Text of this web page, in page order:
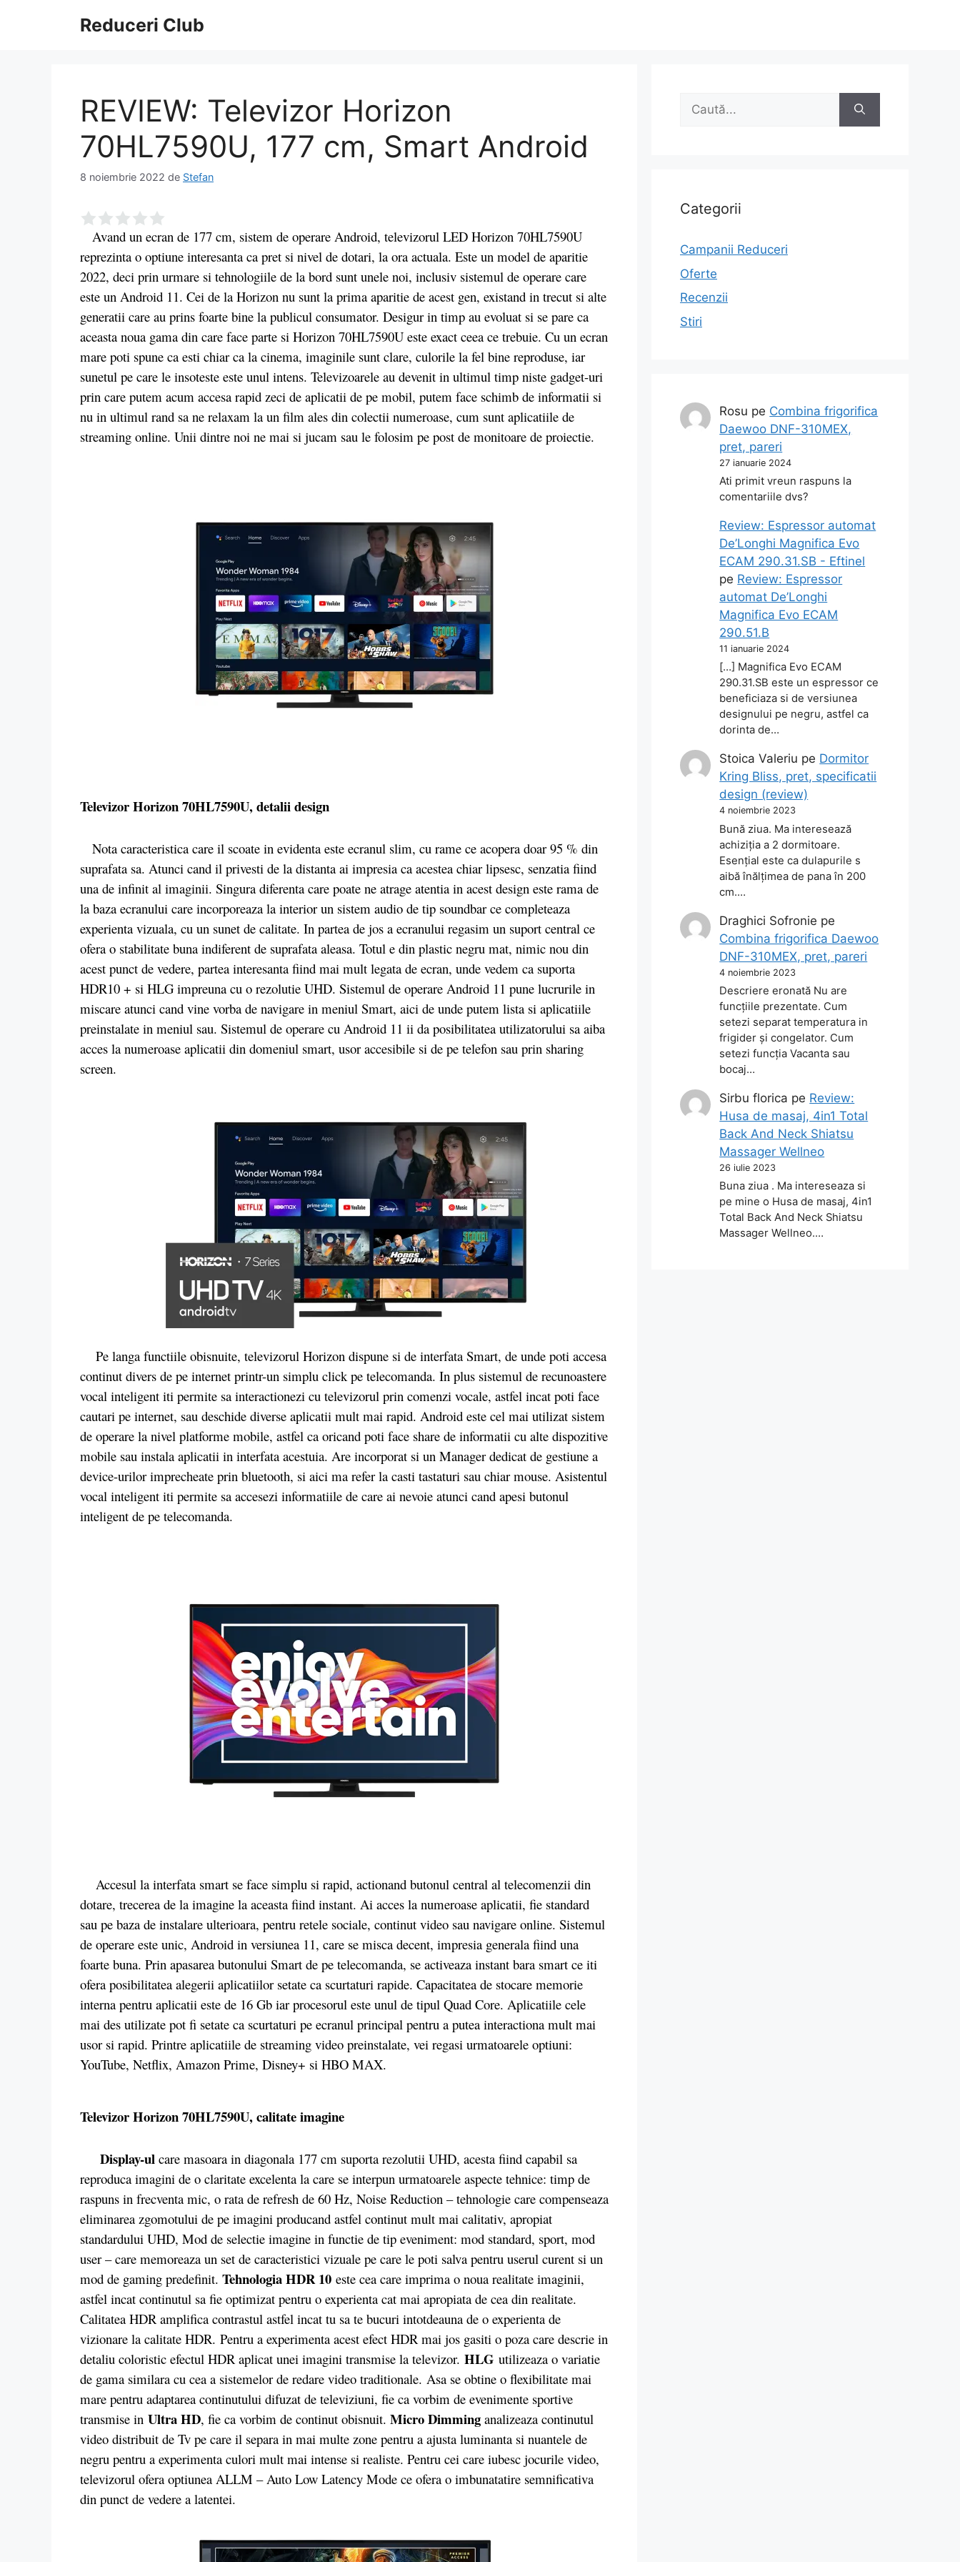
Reduceri Club
REVIEW: Televizor Horizon
70HL7590U, 177 cm, Smart Android
8 noiembrie 2022 de Stefan
Avand un ecran de 177 cm, sistem de operare Android, televizorul LED Horizon 70HL7590U
reprezinta o optiune interesanta ca pret si nivel de dotari, la ora actuala. Este un model de aparitie
2022, deci prin urmare si tehnologiile de la bord sunt unele noi, inclusiv sistemul de operare care
este un Android 11. Cei de la Horizon nu sunt la prima aparitie de acest gen, existand in trecut si alte
generatii care au prins foarte bine la publicul consumator. Desigur in timp au evoluat si se pare ca
aceasta noua gama din care face parte si Horizon 70HL7590U este exact ceea ce trebuie. Cu un ecran
mare poti spune ca esti chiar ca la cinema, imaginile sunt clare, culorile la fel bine reproduse, iar
sunetul pe care le insoteste este unul intens. Televizoarele au devenit in ultimul timp niste gadget-uri
prin care putem acum accesa rapid zeci de aplicatii de pe mobil, putem face schimb de informatii si
nu in ultimul rand sa ne relaxam la un film ales din colectii numeroase, cum sunt aplicatiile de
streaming online. Unii dintre noi ne mai si jucam sau le folosim pe post de monitoare de proiectie.
Televizor Horizon 70HL7590U, detalii design
Nota caracteristica care il scoate in evidenta este ecranul slim, cu rame ce acopera doar 95 % din
suprafata sa. Atunci cand il privesti de la distanta ai impresia ca acestea chiar lipsesc, senzatia fiind
una de infinit al imaginii. Singura diferenta care poate ne atrage atentia in acest design este rama de
la baza ecranului care incorporeaza la interior un sistem audio de tip soundbar ce completeaza
experienta vizuala, cu un sunet de calitate. In partea de jos a ecranului regasim un suport central ce
ofera o stabilitate buna indiferent de suprafata aleasa. Totul e din plastic negru mat, nimic nou din
acest punct de vedere, partea interesanta fiind mai mult legata de ecran, unde vedem ca suporta
HDR10 + si HLG impreuna cu o rezolutie UHD. Sistemul de operare Android 11 pune lucrurile in
miscare atunci cand vine vorba de navigare in meniul Smart, aici de unde putem lista si aplicatiile
preinstalate in meniul sau. Sistemul de operare cu Android 11 ii da posibilitatea utilizatorului sa aiba
acces la numeroase aplicatii din domeniul smart, usor accesibile si de pe telefon sau prin sharing
screen.
Pe langa functiile obisnuite, televizorul Horizon dispune si de interfata Smart, de unde poti accesa
continut divers de pe internet printr-un simplu click pe telecomanda. In plus sistemul de recunoastere
vocal inteligent iti permite sa interactionezi cu televizorul prin comenzi vocale, astfel incat poti face
cautari pe internet, sau deschide diverse aplicatii mult mai rapid. Android este cel mai utilizat sistem
de operare la nivel platforme mobile, astfel ca oricand poti face share de informatii cu alte dispozitive
mobile sau instala aplicatii in interfata acestuia. Are incorporat si un Manager dedicat de gestiune a
device-urilor imprecheate prin bluetooth, si aici ma refer la casti tastaturi sau chiar mouse. Asistentul
vocal inteligent iti permite sa accesezi informatiile de care ai nevoie atunci cand apesi butonul
inteligent de pe telecomanda.
Accesul la interfata smart se face simplu si rapid, actionand butonul central al telecomenzii din
dotare, trecerea de la imagine la aceasta fiind instant. Ai acces la numeroase aplicatii, fie standard
sau pe baza de instalare ulterioara, pentru retele sociale, continut video sau navigare online. Sistemul
de operare este unic, Android in versiunea 11, care se misca decent, impresia generala fiind una
foarte buna. Prin apasarea butonului Smart de pe telecomanda, se activeaza instant bara smart ce iti
ofera posibilitatea alegerii aplicatiilor setate ca scurtaturi rapide. Capacitatea de stocare memorie
interna pentru aplicatii este de 16 Gb iar procesorul este unul de tipul Quad Core. Aplicatiile cele
mai des utilizate pot fi setate ca scurtaturi pe ecranul principal pentru a putea interactiona mult mai
usor si rapid. Printre aplicatiile de streaming video preinstalate, vei regasi urmatoarele optiuni:
YouTube, Netflix, Amazon Prime, Disney+ si HBO MAX.
Televizor Horizon 70HL7590U, calitate imagine
Display-ul care masoara in diagonala 177 cm suporta rezolutii UHD, acesta fiind capabil sa
reproduca imagini de o claritate excelenta la care se interpun urmatoarele aspecte tehnice: timp de
raspuns in frecventa mic, o rata de refresh de 60 Hz, Noise Reduction – tehnologie care compenseaza
eliminarea zgomotului de pe imagini producand astfel continut mult mai calitativ, apropiat
standardului UHD, Mod de selectie imagine in functie de tip eveniment: mod standard, sport, mod
user – care memoreaza un set de caracteristici vizuale pe care le poti salva pentru userul curent si un
mod de gaming predefinit. Tehnologia HDR 10 este cea care imprima o noua realitate imaginii,
astfel incat continutul sa fie optimizat pentru o experienta cat mai apropiata de cea din realitate.
Calitatea HDR amplifica contrastul astfel incat tu sa te bucuri intotdeauna de o experienta de
vizionare la calitate HDR. Pentru a experimenta acest efect HDR mai jos gasiti o poza care descrie in
detaliu coloristic efectul HDR aplicat unei imagini transmise la televizor. HLG utilizeaza o variatie
de gama similara cu cea a sistemelor de redare video traditionale. Asa se obtine o flexibilitate mai
mare pentru adaptarea continutului difuzat de televiziuni, fie ca vorbim de evenimente sportive
transmise in Ultra HD, fie ca vorbim de continut obisnuit. Micro Dimming analizeaza continutul
video distribuit de Tv pe care il separa in mai multe zone pentru a ajusta luminanta si nuantele de
negru pentru a experimenta culori mult mai intense si realiste. Pentru cei care iubesc jocurile video,
televizorul ofera optiunea ALLM – Auto Low Latency Mode ce ofera o imbunatatire semnificativa
din punct de vedere a latentei.
Caută
Categorii
Campanii Reduceri
Oferte
Recenzii
Stiri
Rosu pe Combina frigorifica
Daewoo DNF-310MEX,
pret, pareri
27 ianuarie 2024
Ati primit vreun raspuns la
comentariile dvs?
Review: Espressor automat
De’Longhi Magnifica Evo
ECAM 290.31.SB - Eftinel
pe Review: Espressor
automat De’Longhi
Magnifica Evo ECAM
290.51.B
11 ianuarie 2024
[…] Magnifica Evo ECAM
290.31.SB este un espressor ce
beneficiaza si de versiunea
designului pe negru, astfel ca
dorinta de…
Stoica Valeriu pe Dormitor
Kring Bliss, pret, specificatii
design (review)
4 noiembrie 2023
Bună ziua. Ma interesează
achiziția a 2 dormitoare.
Esențial este ca dulapurile s
aibă înălțimea de pana în 200
cm.…
Draghici Sofronie pe
Combina frigorifica Daewoo
DNF-310MEX, pret, pareri
4 noiembrie 2023
Descriere eronată Nu are
funcțiile prezentate. Cum
setezi separat temperatura in
frigider și congelator. Cum
setezi funcția Vacanta sau
bocaj…
Sirbu florica pe Review:
Husa de masaj, 4in1 Total
Back And Neck Shiatsu
Massager Wellneo
26 iulie 2023
Buna ziua . Ma intereseaza si
pe mine o Husa de masaj, 4in1
Total Back And Neck Shiatsu
Massager Wellneo.…